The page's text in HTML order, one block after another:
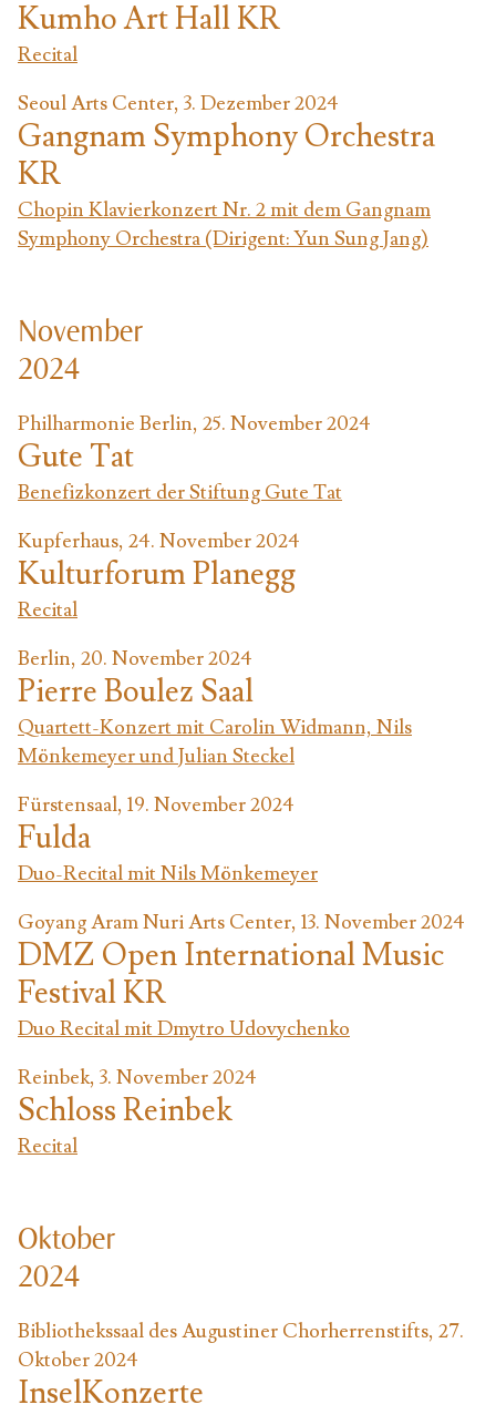
Kumho Art Hall KR
Recital
Seoul Arts Center, 3. Dezember 2024
Gangnam Symphony Orchestra
KR
Chopin Klavierkonzert Nr. 2 mit dem Gangnam
Symphony Orchestra (Dirigent: Yun Sung Jang)
November
2024
Philharmonie Berlin, 25. November 2024
Gute Tat
Benefizkonzert der Stiftung Gute Tat
Kupferhaus, 24. November 2024
Kulturforum Planegg
Recital
Berlin, 20. November 2024
Pierre Boulez Saal
Quartett-Konzert mit Carolin Widmann, Nils
Mönkemeyer und Julian Steckel
Fürstensaal, 19. November 2024
Fulda
Duo-Recital mit Nils Mönkemeyer
Goyang Aram Nuri Arts Center, 13. November 2024
DMZ Open International Music
Festival KR
Duo Recital mit Dmytro Udovychenko
Reinbek, 3. November 2024
Schloss Reinbek
Recital
Oktober
2024
Bibliothekssaal des Augustiner Chorherrenstifts, 27.
Oktober 2024
InselKonzerte